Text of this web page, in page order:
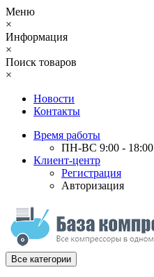
Меню
×
Информация
×
Поиск товаров
×
Новости
Контакты
Время работы
ПН-ВС 9:00 - 18:00
Клиент-центр
Регистрация
Авторизация
Все категории